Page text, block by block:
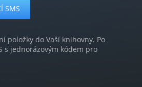
položky do Vaší knihovny. Po
s jednorázovým kódem pro